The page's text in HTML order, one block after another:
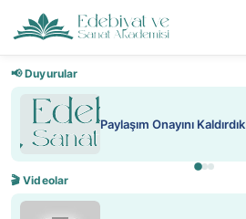
📢 Duyurular
Paylaşım Onayını Kaldırdık
🎬 Videolar